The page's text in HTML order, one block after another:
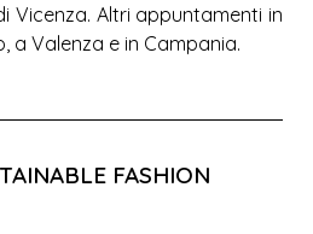
Vicenza. Altri appuntamenti in
a Valenza e in Campania.
FASHION